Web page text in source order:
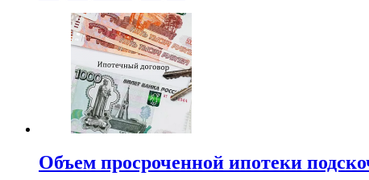
Объем просроченной ипотеки